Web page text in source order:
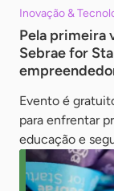
Inovação &
Pela primeira
Sebrae for
Evento é
para enfrentar
educação e